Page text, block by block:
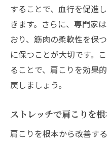
することで、血行を促進
きます。さらに、専門家
おり、筋肉の柔軟性を保
に保つことが大切です。
ることで、肩こりを効果
戻しましょう。
ストレッチで肩こりを
肩こりを根本から改善す